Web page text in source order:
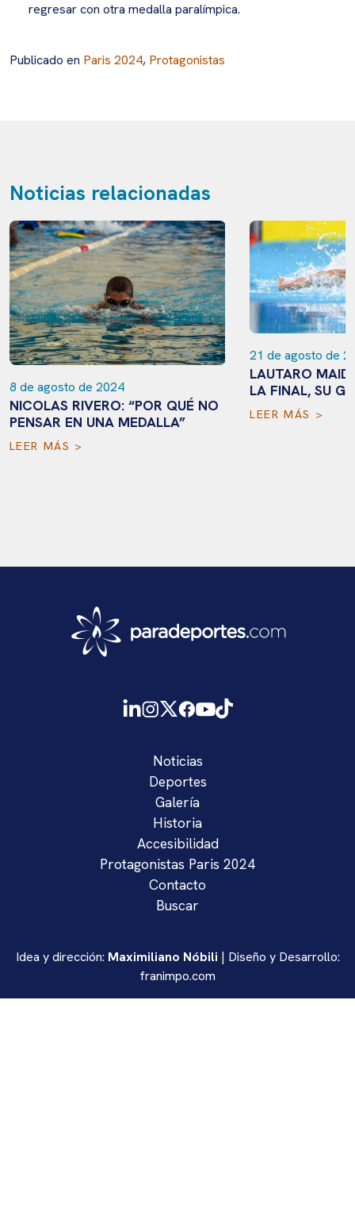
regresar con otra medalla paralímpica.
Publicado en Paris 2024, Protagonistas
Noticias relacionadas
8 de agosto de 2024
NICOLAS RIVERO: “POR QUÉ NO
PENSAR EN UNA MEDALLA”
LEER MÁS >
21 de agosto de
LAUTARO
LA FINAL, SU
LEER MÁS >
Noticias
Deportes
Galería
Historia
Accesibilidad
Protagonistas Paris 2024
Contacto
Buscar
Idea y dirección: Maximiliano Nóbili | Diseño y Desarrollo:
franimpo.com